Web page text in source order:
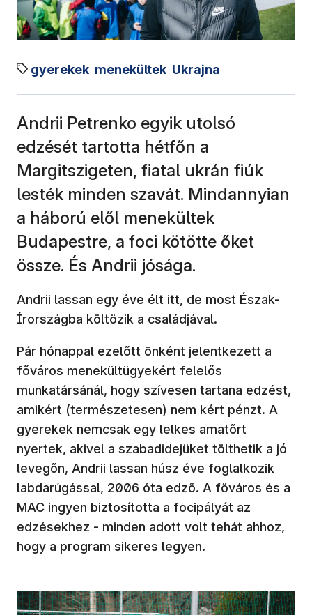
gyerekek menekültek Ukrajna
Andrii Petrenko egyik utolsó
edzését tartotta hétfőn a
Margitszigeten, fiatal ukrán fiúk
lesték minden szavát. Mindannyian
a háború elől menekültek
Budapestre, a foci kötötte őket
össze. És Andrii jósága.
Andrii lassan egy éve élt itt, de most Észak-
Írországba költözik a családjával.
Pár hónappal ezelőtt önként jelentkezett a
főváros menekültügyekért felelős
munkatársánál, hogy szívesen tartana edzést,
amikért (természetesen) nem kért pénzt. A
gyerekek nemcsak egy lelkes amatőrt
nyertek, akivel a szabadidejüket tölthetik a jó
levegőn, Andrii lassan húsz éve foglalkozik
labdarúgással, 2006 óta edző. A főváros és a
MAC ingyen biztosította a focipályát az
edzésekhez - minden adott volt tehát ahhoz,
hogy a program sikeres legyen.